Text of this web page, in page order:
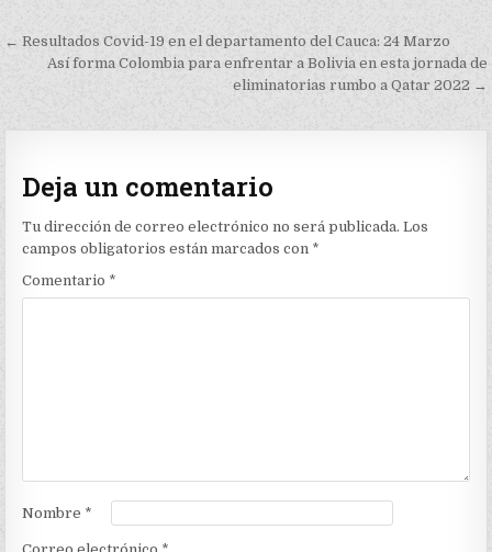
Navegación
← Resultados Covid-19 en el departamento del Cauca: 24 Marzo
Así forma Colombia para enfrentar a Bolivia en esta jornada de
eliminatorias rumbo a Qatar 2022 →
Deja un comentario
Tu dirección de correo electrónico no será publicada. Los
campos obligatorios están marcados con *
Comentario *
Nombre *